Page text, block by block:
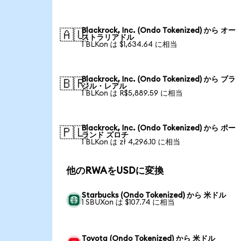
🇦🇺Blackrock, Inc. (Ondo Tokenized) から オー
ストラリアドル
1 BLKon は $1,634.64 に相当
🇧🇷Blackrock, Inc. (Ondo Tokenized) から ブラ
ジル・レアル
1 BLKon は R$5,889.59 に相当
🇵🇱Blackrock, Inc. (Ondo Tokenized) から ポー
ランド ズロチ
1 BLKon は zł 4,296.10 に相当
他のRWAをUSDに変換
Starbucks (Ondo Tokenized) から 米ドル
1 SBUXon は $107.74 に相当
Toyota (Ondo Tokenized) から 米ドル